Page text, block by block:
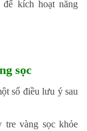
kích hoạt năng
sọc
số điều lưu ý sau
tre vàng sọc khỏe